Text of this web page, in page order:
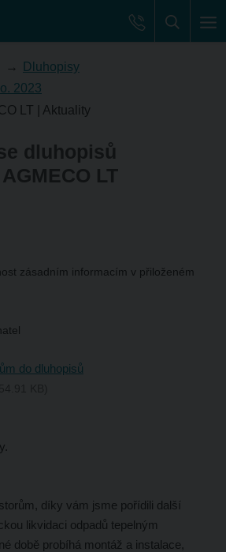
Dluhopisy
2023
LT | Aktuality
dluhopisů
LT
zásadním informacím v přiloženém
do dluhopisů
díky vám jsme pořídili další
likvidaci odpadů tepelným
době probíhá montáž a instalace,